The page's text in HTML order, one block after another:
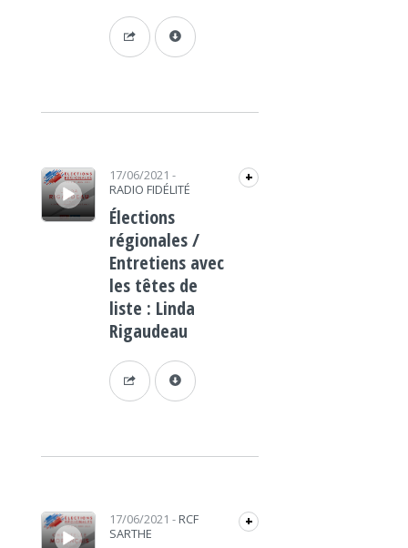
Lecteur audio 17/06/2021 -
RADIO FIDÉLITÉ
+
Élections
régionales /
Entretiens avec
les têtes de
liste : Linda
Rigaudeau
Lecteur audio 17/06/2021 - RCF
SARTHE
+